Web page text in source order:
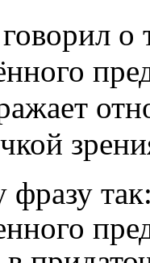
о